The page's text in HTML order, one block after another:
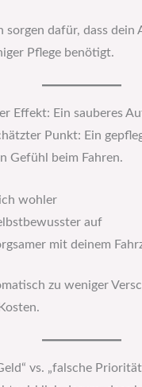
sorgen dafür, dass dein
Pflege benötigt.
Effekt: Ein sauberes
Punkt: Ein
Gefühl beim Fahren.
wohler
auf
mit deinem
zu weniger
vs. „falsche